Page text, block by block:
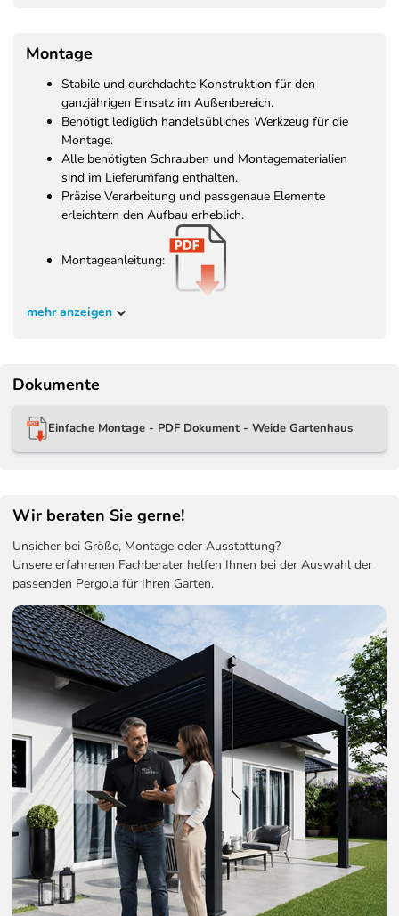
Montage
Stabile und durchdachte Konstruktion für den
ganzjährigen Einsatz im Außenbereich.
Benötigt lediglich handelsübliches Werkzeug für die
Montage.
Alle benötigten Schrauben und Montagematerialien
sind im Lieferumfang enthalten.
Präzise Verarbeitung und passgenaue Elemente
erleichtern den Aufbau erheblich.
Montageanleitung:
mehr anzeigen
Dokumente
Einfache Montage - PDF Dokument - Weide Gartenhaus
Wir beraten Sie gerne!
Unsicher bei Größe, Montage oder Ausstattung?
Unsere erfahrenen Fachberater helfen Ihnen bei der Auswahl der
passenden Pergola für Ihren Garten.